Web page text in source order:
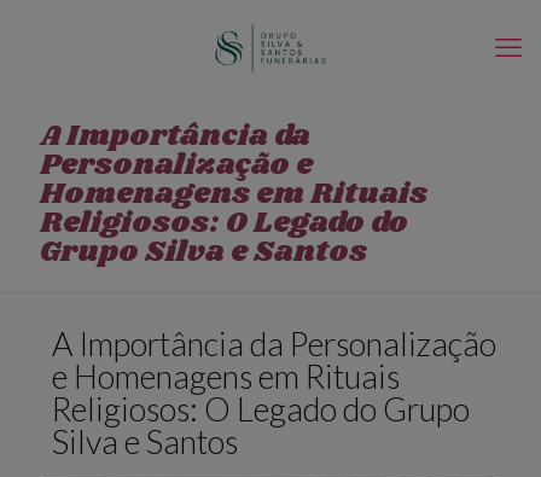
A Importância da
Personalização e
Homenagens em Rituais
Religiosos: O Legado do
Grupo Silva e Santos
A Importância da Personalização
e Homenagens em Rituais
Religiosos: O Legado do Grupo
Silva e Santos